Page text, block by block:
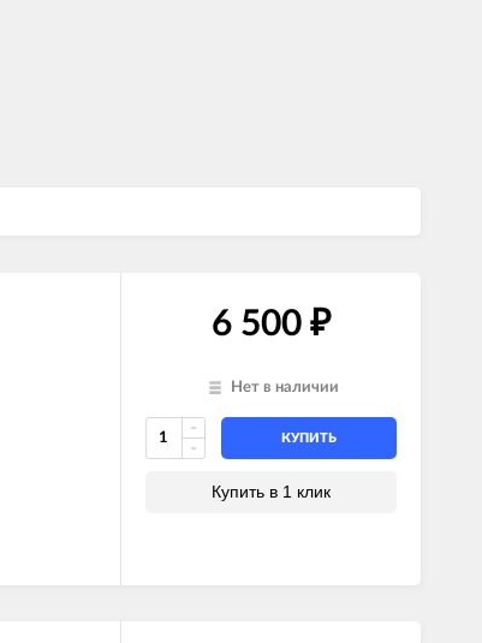
6 500 ₽
Нет в наличии
КУПИТЬ
Купить в 1 клик